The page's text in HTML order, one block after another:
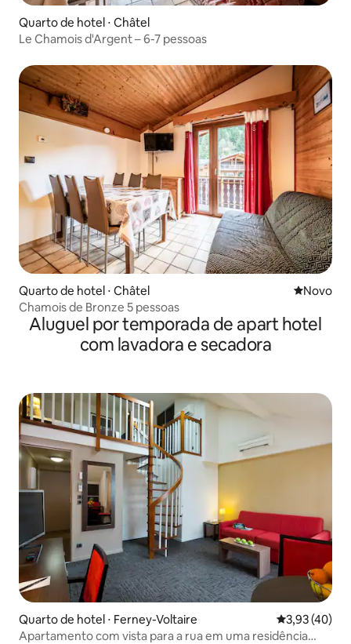
Quarto de hotel ⋅ Châtel
Le Chamois d'Argent – 6-7 pessoas
Quarto de hotel ⋅ Châtel Novo
Novo
Chamois de Bronze 5 pessoas
Aluguel por temporada de apart hotel
com lavadora e secadora
Quarto de hotel ⋅ Ferney-Voltaire 3,93 de uma
3,93 (40)
Apartamento com vista para a rua em uma residência